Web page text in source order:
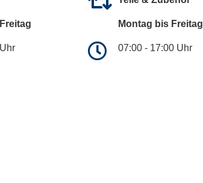
Montag bis Freitag
07:00 - 17:00 Uhr